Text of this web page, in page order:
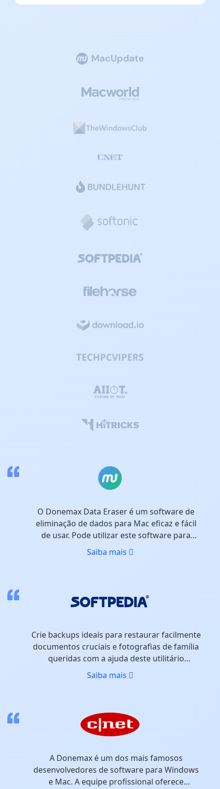
O Donemax Data Eraser é um software de
eliminação de dados para Mac eficaz e fácil
de usar. Pode utilizar este software para
apagar permanentemente dados de
Além disso, o software é simples de utilizar e
suficientemente seguro, sem danificar a sua
Saiba mais
Crie backups ideais para restaurar facilmente
documentos cruciais e fotografias de família
queridas com a ajuda deste utilitário
dedicado
Saiba mais
A Donemax é um dos mais famosos
desenvolvedores de software para Windows
e Mac. A equipe profissional oferece